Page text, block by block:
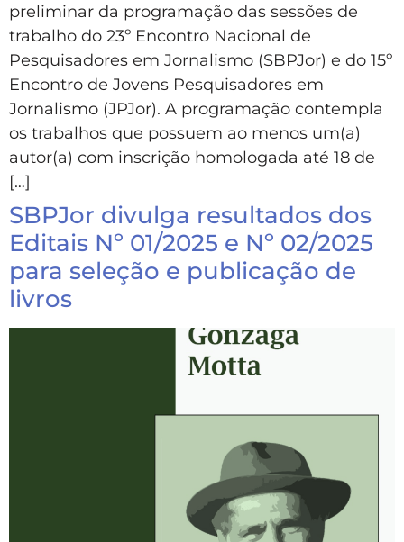
preliminar da programação das sessões de
trabalho do 23º Encontro Nacional de
Pesquisadores em Jornalismo (SBPJor) e do 15º
Encontro de Jovens Pesquisadores em
Jornalismo (JPJor). A programação contempla
os trabalhos que possuem ao menos um(a)
autor(a) com inscrição homologada até 18 de
[…]
SBPJor divulga resultados dos
Editais Nº 01/2025 e Nº 02/2025
para seleção e publicação de
livros